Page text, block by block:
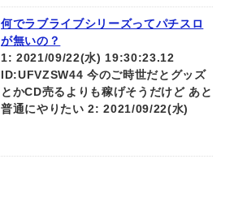
何でラブライブシリーズってパチスロ
が無いの？
1: 2021/09/22(水) 19:30:23.12
ID:UFVZSW44 今のご時世だとグッズ
とかCD売るよりも稼げそうだけど あと
普通にやりたい 2: 2021/09/22(水)